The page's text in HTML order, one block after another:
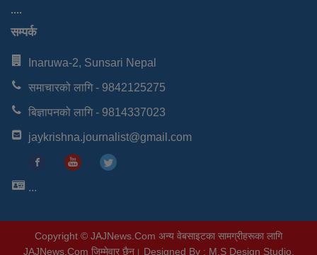
....
सम्पर्क
Inaruwa-2, Sunsari Nepal
समाचारको लागि - 9842125275
बिज्ञापनको लागि - 9814337023
jaykrishna.journalist@gmail.com
...
Copyright © JAJNews.Com अन्य वेबसाइटका सामग्रीहरूका लागि
JAJNews.Com जिम्मेवार छैन। Designed By : M.S Design Studio